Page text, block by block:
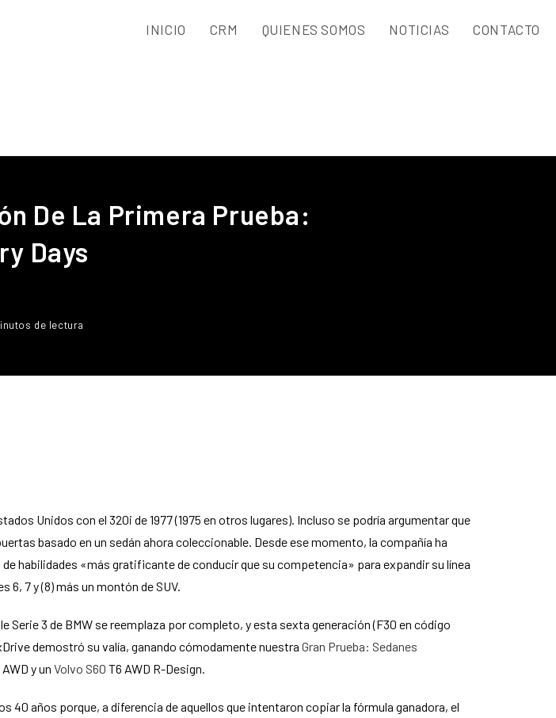
INICIO CRM QUIENES SOMOS NOTICIAS CONTACTO
De La Primera Prueba:
Days
de lectura
Unidos con el 320i de 1977 (1975 en otros lugares). Incluso se podría argumentar que
basado en un sedán ahora coleccionable. Desde ese momento, la compañía ha
habilidades «más gratificante de conducir que su competencia» para expandir su línea
6, 7 y (8) más un montón de SUV.
Serie 3 de BMW se reemplaza por completo, y esta sexta generación (F30 en código
demostró su valía, ganando cómodamente nuestra Gran Prueba: Sedanes
y un Volvo S60 T6 AWD R-Design.
años porque, a diferencia de aquellos que intentaron copiar la fórmula ganadora, el